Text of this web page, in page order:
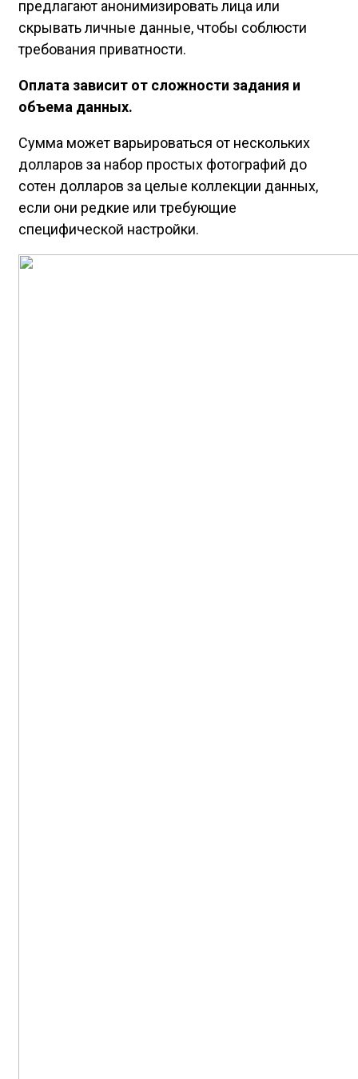
предлагают анонимизировать лица или
скрывать личные данные, чтобы соблюсти
требования приватности.
Оплата зависит от сложности задания и
объема данных.
Сумма может варьироваться от нескольких
долларов за набор простых фотографий до
сотен долларов за целые коллекции данных,
если они редкие или требующие
специфической настройки.